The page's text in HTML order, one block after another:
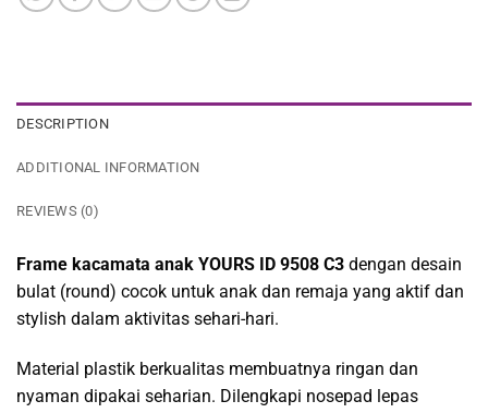
DESCRIPTION
ADDITIONAL INFORMATION
REVIEWS (0)
Frame kacamata anak YOURS ID 9508 C3 dengan desain
bulat (round) cocok untuk anak dan remaja yang aktif dan
stylish dalam aktivitas sehari-hari.
Material plastik berkualitas membuatnya ringan dan
nyaman dipakai seharian. Dilengkapi nosepad lepas